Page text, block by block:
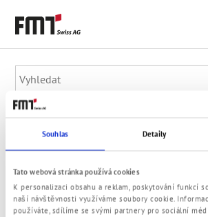
Souhlas Detaily
Tato webová stránka používá cookies
K personalizaci obsahu a reklam, poskytování funkcí
naší návštěvnosti využíváme soubory cookie.
používáte, sdílíme se svými partnery pro sociální
© 2021 FMT Swiss AG
Impresum Zásady ochrany